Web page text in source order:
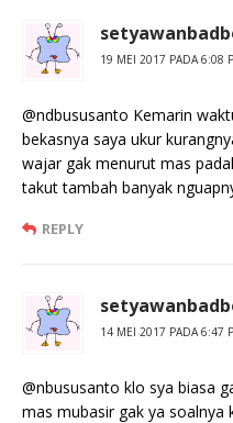
19 MEI 2017 PADA 6:08
@ndbususanto Kemarin
bekasnya saya ukur
wajar gak menurut mas
takut tambah banyak
REPLY
14 MEI 2017 PADA 6:47
@nbususanto klo sya biasa
mas mubasir gak ya soalnya